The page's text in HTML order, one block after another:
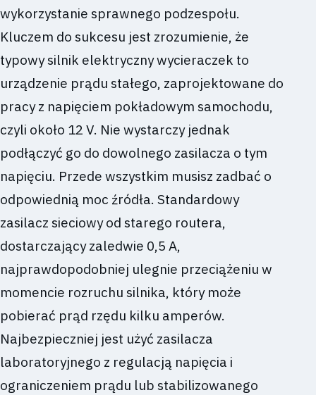
wykorzystanie sprawnego podzespołu.
Kluczem do sukcesu jest zrozumienie, że
typowy silnik elektryczny wycieraczek to
urządzenie prądu stałego, zaprojektowane do
pracy z napięciem pokładowym samochodu,
czyli około 12 V. Nie wystarczy jednak
podłączyć go do dowolnego zasilacza o tym
napięciu. Przede wszystkim musisz zadbać o
odpowiednią moc źródła. Standardowy
zasilacz sieciowy od starego routera,
dostarczający zaledwie 0,5 A,
najprawdopodobniej ulegnie przeciążeniu w
momencie rozruchu silnika, który może
pobierać prąd rzędu kilku amperów.
Najbezpieczniej jest użyć zasilacza
laboratoryjnego z regulacją napięcia i
ograniczeniem prądu lub stabilizowanego